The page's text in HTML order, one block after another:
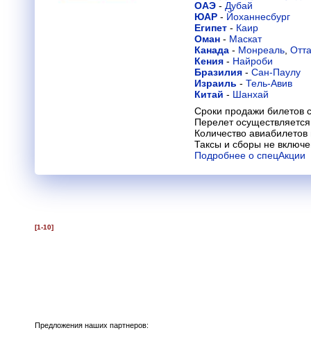
ОАЭ - Дубай
ЮАР - Йоханнесбург
Египет - Каир
Оман - Маскат
Канада - Монреаль
Кения - Найроби
Бразилия - Сан-Паулу
Израиль - Тель-Авив
Китай - Шанхай
Сроки продажи билетов
Перелет
Количество
Таксы и сборы не
Подробнее о спецАкции
[1-10]
Предложения наших партнеров: